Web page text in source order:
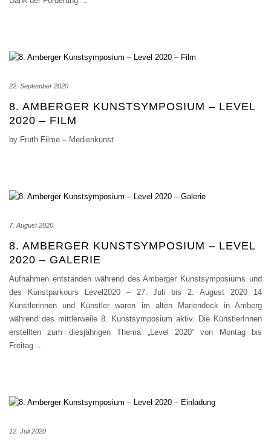
22. September 2020
8. AMBERGER KUNSTSYMPOSIUM – LEVEL
2020 – FILM
by Fruth Filme – Medienkunst
7. August 2020
8. AMBERGER KUNSTSYMPOSIUM – LEVEL
2020 – GALERIE
Aufnahmen entstanden während des Amberger Kunstsymposiums und
des Kunstparkours Level2020 – 27. Juli bis 2. August 2020 14
Künstlerinnen und Künstler waren im alten Mariendeck in Amberg
während des mittlerweile 8. Kunstsymposium aktiv. Die KünstlerInnen
erstellten zum diesjährigen Thema „Level 2020“ von Montag bis
Freitag …
12. Juli 2020